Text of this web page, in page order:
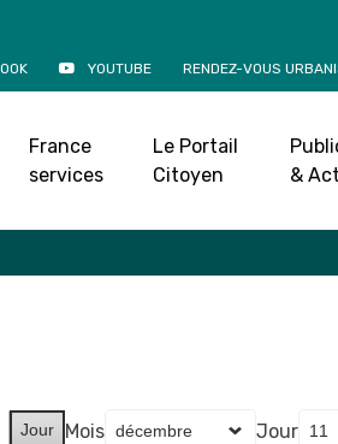
YOUTUBE RENDEZ-VOUS
France
services
Le Portail
Citoyen
&
Accueil»Agenda
Jour Mois Jour